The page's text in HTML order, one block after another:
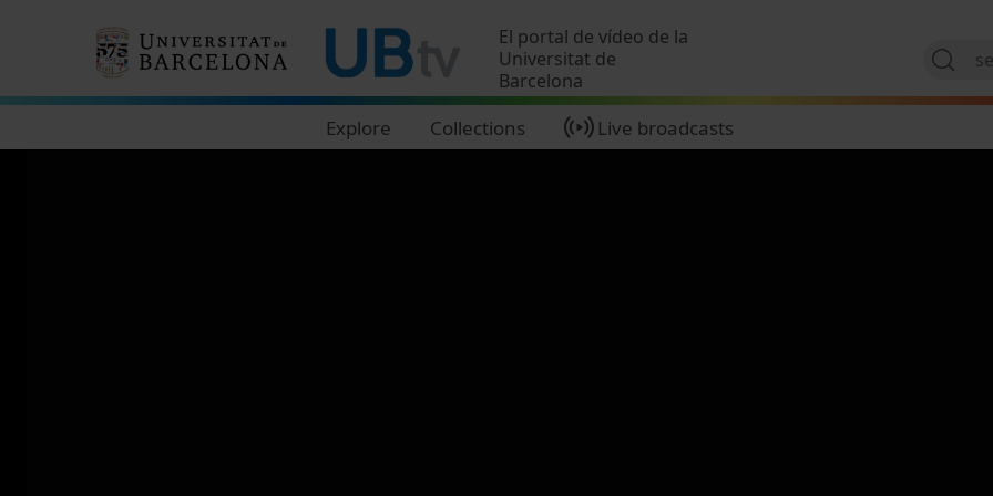
El portal de vídeo de la
Universitat de
Barcelona
Explore Collections Live broadcasts